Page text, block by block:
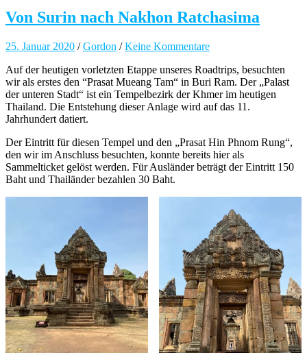
Von Surin nach Nakhon Ratchasima
25. Januar 2020 /Gordon /Keine Kommentare
Auf der heutigen vorletzten Etappe unseres Roadtrips, besuchten
wir als erstes den “Prasat Mueang Tam“ in Buri Ram. Der „Palast
der unteren Stadt“ ist ein Tempelbezirk der Khmer im heutigen
Thailand. Die Entstehung dieser Anlage wird auf das 11.
Jahrhundert datiert.
Der Eintritt für diesen Tempel und den „Prasat Hin Phnom Rung“,
den wir im Anschluss besuchten, konnte bereits hier als
Sammelticket gelöst werden. Für Ausländer beträgt der Eintritt 150
Baht und Thailänder bezahlen 30 Baht.